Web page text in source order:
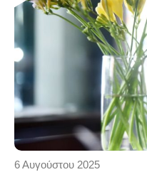
6 Αυγούστου 2025